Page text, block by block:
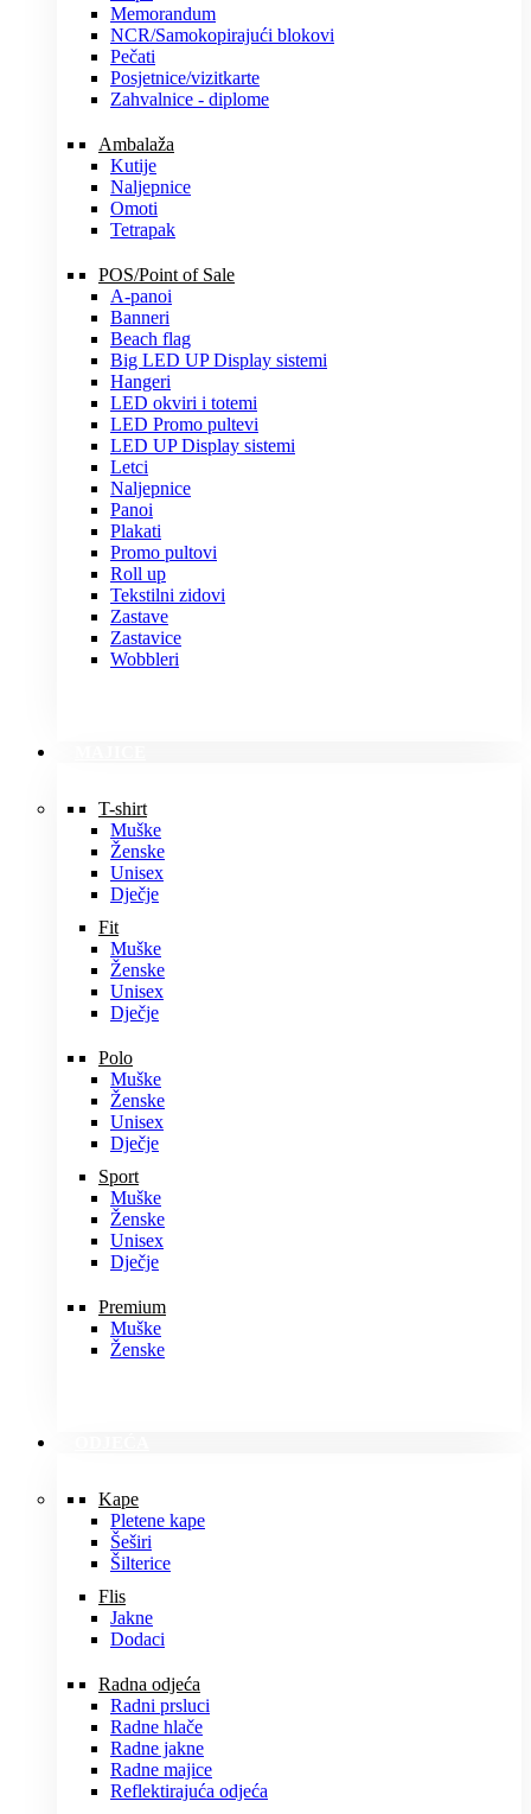
Memorandum
NCR/Samokopirajući blokovi
Pečati
Posjetnice/vizitkarte
Zahvalnice - diplome
Ambalaža
Kutije
Naljepnice
Omoti
Tetrapak
POS/Point of Sale
A-panoi
Banneri
Beach flag
Big LED UP Display sistemi
Hangeri
LED okviri i totemi
LED Promo pultevi
LED UP Display sistemi
Letci
Naljepnice
Panoi
Plakati
Promo pultovi
Roll up
Tekstilni zidovi
Zastave
Zastavice
Wobbleri
T-shirt
Muške
Ženske
Unisex
Dječje
Fit
Muške
Ženske
Unisex
Dječje
Polo
Muške
Ženske
Unisex
Dječje
Sport
Muške
Ženske
Unisex
Dječje
Premium
Muške
Ženske
Kape
Pletene kape
Šeširi
Šilterice
Flis
Jakne
Dodaci
Radna odjeća
Radni prsluci
Radne hlače
Radne jakne
Radne majice
Reflektirajuća odjeća